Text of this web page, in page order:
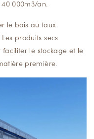
000m3/an.
le bois au taux
produits secs
le stockage et le
première.